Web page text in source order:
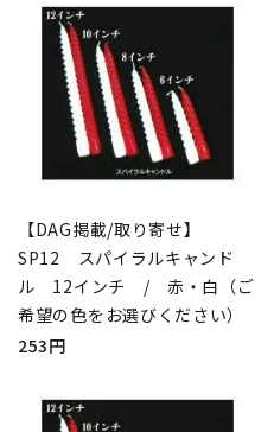
【DAG掲載/取り寄せ】
SP12 スパイラルキャンド
ル 12インチ / 赤・白（ご
希望の色をお選びください）
253円